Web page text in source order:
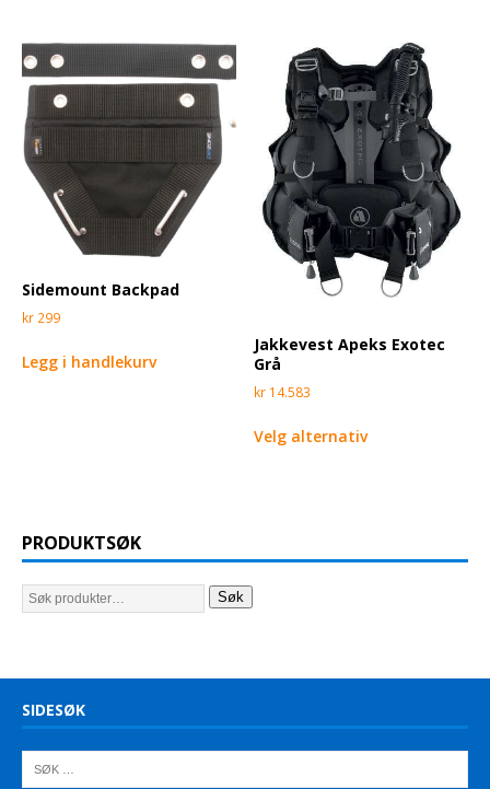
Sidemount Backpad
kr 299
Legg i handlekurv
Jakkevest Apeks Exotec
Grå
kr 14.583
Velg alternativ
PRODUKTSØK
Søk
SIDESØK